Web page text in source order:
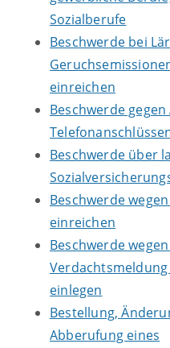
Sozialberufe
Beschwerde bei
einreichen
Beschwerde
Beschwerde über
Beschwerde
einreichen
Beschwerde
einlegen
Bestellung,
Abberufung eines